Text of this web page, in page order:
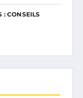
: CONSEILS